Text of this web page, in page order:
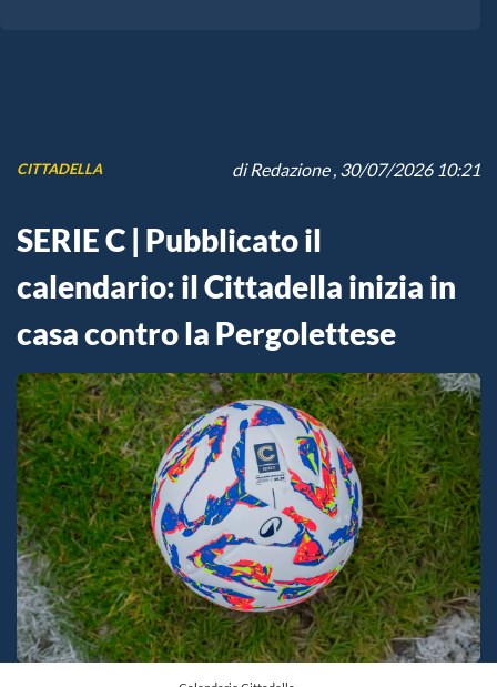
CITTADELLA diRedazione, 30/07/2026 10:21
SERIE C | Pubblicato il
calendario: il Cittadella inizia in
casa contro la Pergolettese